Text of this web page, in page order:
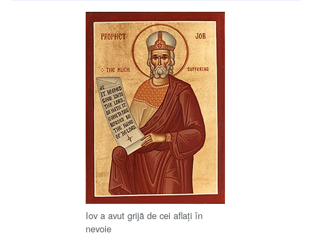
Iov a avut grijă de cei aflaţi în
nevoie